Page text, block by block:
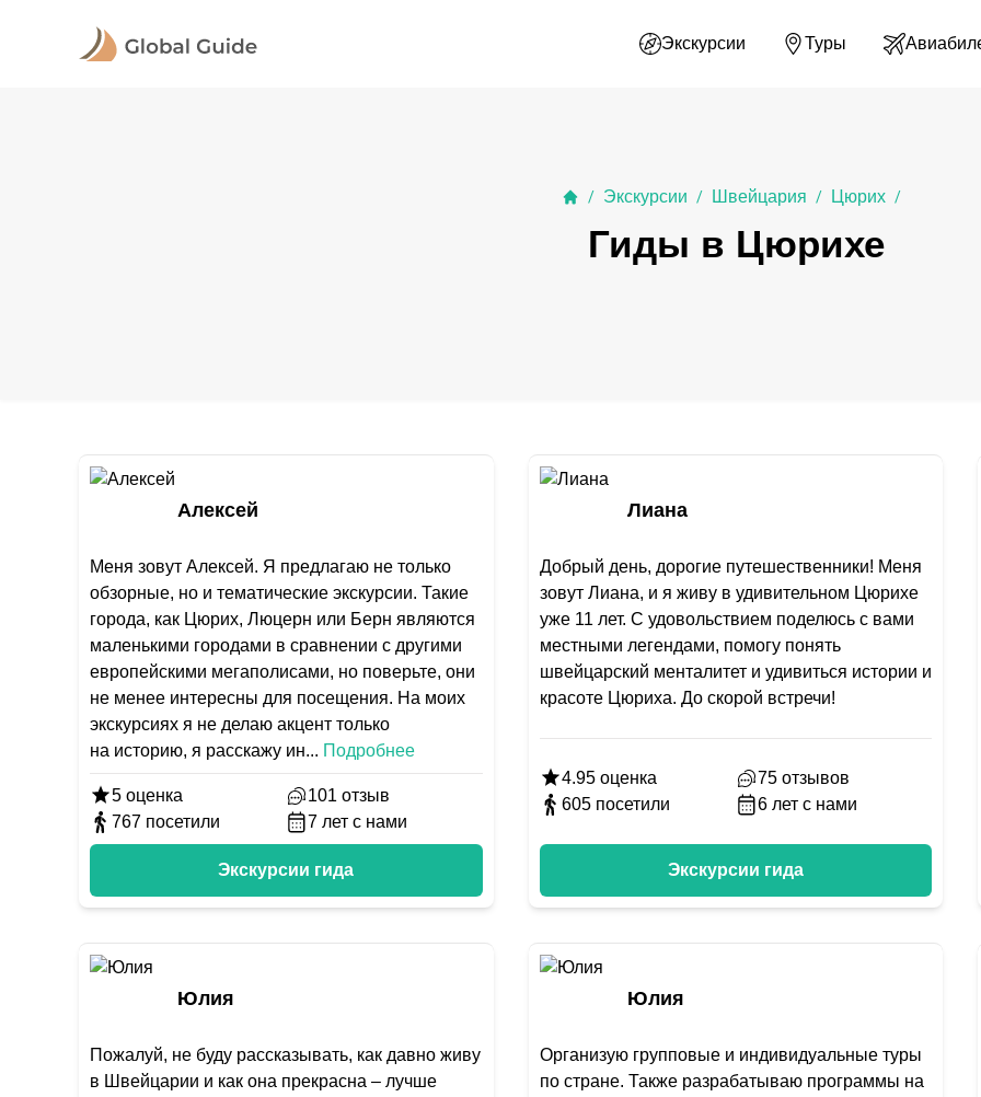
Экскурсии Туры
/ Экскурсии / Швейцария / Цюрих /
Гиды в Цюрихе
Алексей
Меня зовут Алексей. Я предлагаю не только
обзорные, но и тематические экскурсии. Такие
города, как Цюрих, Люцерн или Берн являются
маленькими городами в сравнении с другими
европейскими мегаполисами, но поверьте, они
не менее интересны для посещения. На моих
экскурсиях я не делаю акцент только
на историю, я расскажу ин... Подробнее
5 оценка 101 отзыв
767 посетили 7 лет с нами
Экскурсии гида
Лиана
Добрый день, дорогие путешественники! Меня
зовут Лиана, и я живу в удивительном Цюрихе
уже 11 лет. С удовольствием поделюсь с вами
местными легендами, помогу понять
швейцарский менталитет и удивиться истории и
красоте Цюриха. До скорой встречи!
4.95оценка 75 отзывов
605 посетили 6 лет с нами
Экскурсии гида
Юлия
Пожалуй, не буду рассказывать, как давно живу
в Швейцарии и как она прекрасна – лучше
Юлия
Организую групповые и индивидуальные туры
по стране. Также разрабатываю программы на